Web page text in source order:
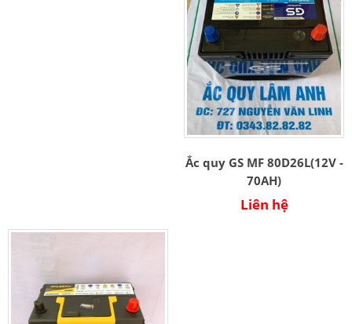
Ắc quy GS MF 80D26L(12V -
70AH)
Liên hệ